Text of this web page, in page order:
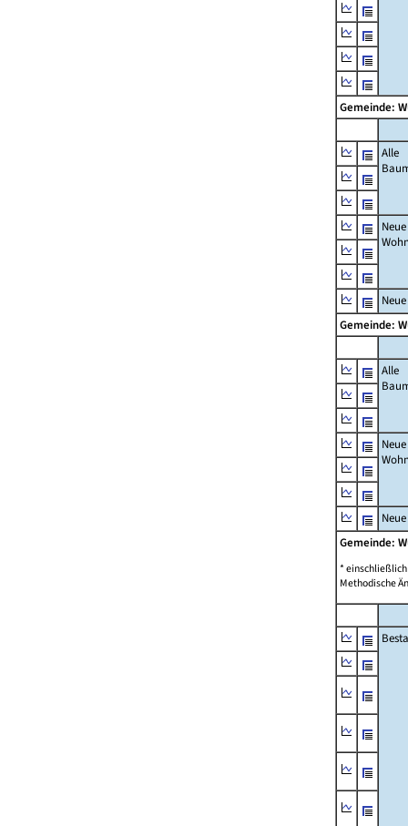
Gemeinde:
Alle
Neue
Gemeinde:
Alle
Neue
Gemeinde:
*
Methodische